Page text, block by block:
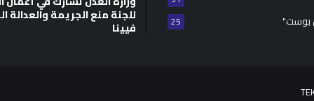
بوست" 25 للجنة منع الجريمة والعدالة
فيينا